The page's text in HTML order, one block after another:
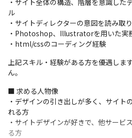
・サイト全体の構造、階層を意識した
ル
・サイトディレクターの意図を読み取
・Photoshop、Illustratorを用いた実
・html/cssのコーディング経験
上記スキル・経験がある方を優遇しま
ん。
■ 求める人物像
・デザインの引き出しが多く、サイト
れる方
・サイトデザインが好きで、他サービ
る方